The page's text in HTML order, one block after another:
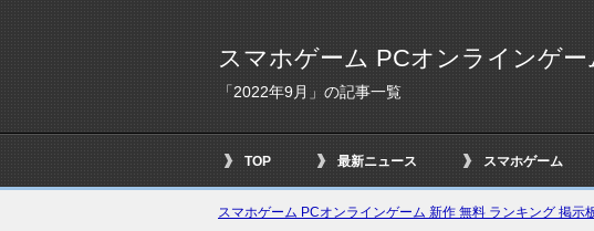
スマホゲーム PCオンラインゲ
「2022年9月」の記事一覧
TOP 最新ニュース スマホゲーム
スマホゲーム PCオンラインゲーム 新作 無料 ランキング 掲示